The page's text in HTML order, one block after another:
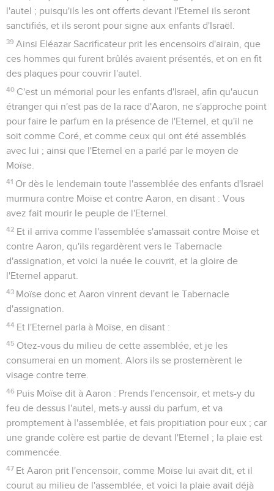
l'autel ; puisqu'ils les ont offerts devant l'Eternel ils seront
sanctifiés, et ils seront pour signe aux enfants d'Israël.
39 Ainsi Eléazar Sacrificateur prit les encensoirs d'airain, que
ces hommes qui furent brûlés avaient présentés, et on en fit
des plaques pour couvrir l'autel.
40 C'est un mémorial pour les enfants d'Israël, afin qu'aucun
étranger qui n'est pas de la race d'Aaron, ne s'approche point
pour faire le parfum en la présence de l'Eternel, et qu'il ne
soit comme Coré, et comme ceux qui ont été assemblés
avec lui ; ainsi que l'Eternel en a parlé par le moyen de
Moïse.
41 Or dès le lendemain toute l'assemblée des enfants d'Israël
murmura contre Moïse et contre Aaron, en disant : Vous
avez fait mourir le peuple de l'Eternel.
42 Et il arriva comme l'assemblée s'amassait contre Moïse et
contre Aaron, qu'ils regardèrent vers le Tabernacle
d'assignation, et voici la nuée le couvrit, et la gloire de
l'Eternel apparut.
43 Moïse donc et Aaron vinrent devant le Tabernacle
d'assignation.
44 Et l'Eternel parla à Moïse, en disant :
45 Otez-vous du milieu de cette assemblée, et je les
consumerai en un moment. Alors ils se prosternèrent le
visage contre terre.
46 Puis Moïse dit à Aaron : Prends l'encensoir, et mets-y du
feu de dessus l'autel, mets-y aussi du parfum, et va
promptement à l'assemblée, et fais propitiation pour eux ; car
une grande colère est partie de devant l'Eternel ; la plaie est
commencée.
47 Et Aaron prit l'encensoir, comme Moïse lui avait dit, et il
courut au milieu de l'assemblée, et voici la plaie avait déjà